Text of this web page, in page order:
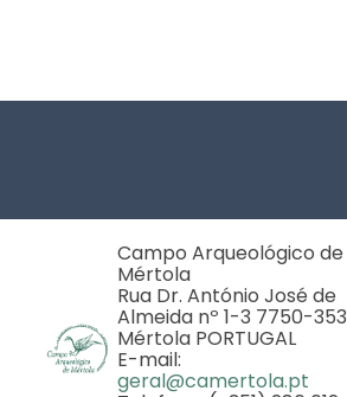
Campo Arqueológico de
Mértola
Rua Dr. António José de
Almeida nº 1-3 7750-353
Mértola PORTUGAL
E-mail:
geral@camertola.pt